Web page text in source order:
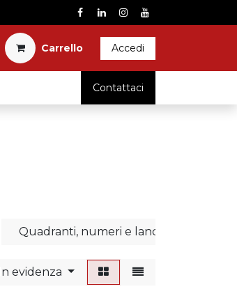
Carrel​l​o​ Accedi
Contattaci
Quadranti, numeri e lancette
evidenza